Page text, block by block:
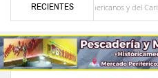
RECIENTES
los Juegos Centroamericanos y del Caribe